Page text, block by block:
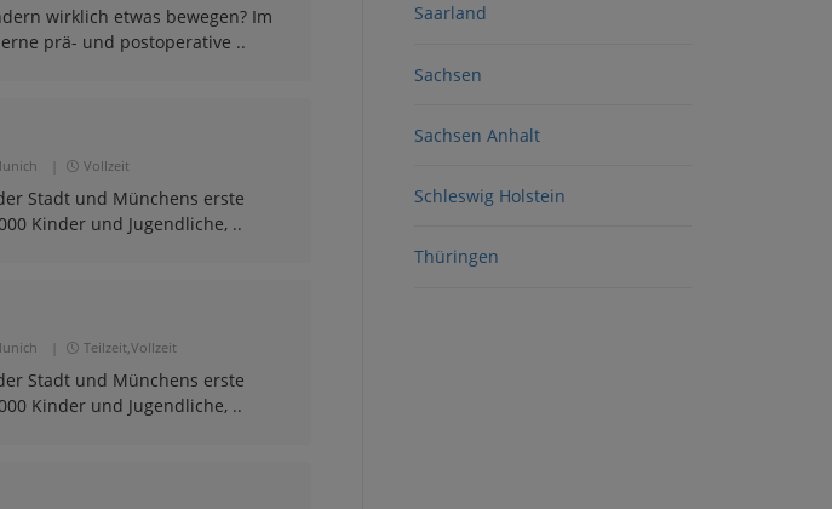
wirklich etwas bewegen? Im
prä- und postoperative ..
Vollzeit
Stadt und Münchens erste
Kinder und Jugendliche, ..
Teilzeit,Vollzeit
Stadt und Münchens erste
Kinder und Jugendliche, ..
Saarland
Sachsen
Sachsen Anhalt
Schleswig Holstein
Thüringen